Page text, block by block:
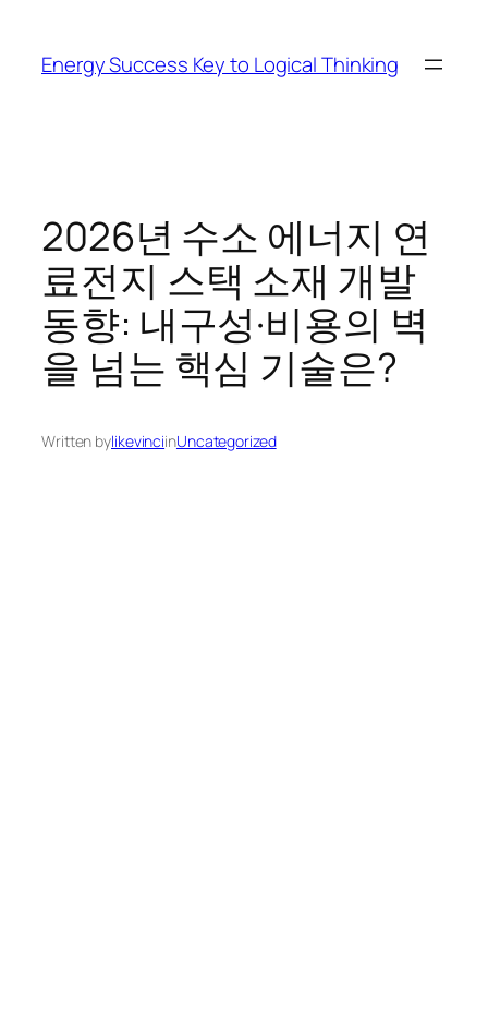
content
Energy Success Key to Logical Thinking
2026년 수소 에너지 연
료전지 스택 소재 개발
동향: 내구성·비용의 벽
을 넘는 핵심 기술은?
Written bylikevinciinUncategorized